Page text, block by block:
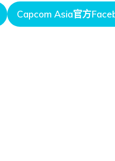
Capcom Asia官方